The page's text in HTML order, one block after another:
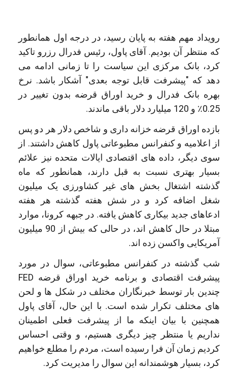
رویداد مهم هفته به پایان رسید، در درجه اول همانطور
که منتظر آن بودیم. آقای پاول، رئیس فدرال رزرو تاکید
کرد، بانک مرکزی این سیاست را تا زمانی ادامه می
دهد که "پیشرفت قابل توجه بعدی" آشکار باشد. نرخ
بهره بانک فدرال و خرید اوراق قرضه بدون تغییر در
0.25٪ و 120 میلیارد دلار باقی ماندند.
بازده اوراق قرضه خزانه داری و شاخص دلار هر دو پس
از اعلامیه و کنفرانس مطبوعاتی پاول کاهش داشتند. از
سوی دیگر، داده های اقتصادی ایالات متحده نیز علائم
بسیار بهتری نسبت به قبل دارند، همانطور که ماه
گذشته اشتغال بخش های غیر کشاورزی یک میلیون
شغل اضافه کرد و در شش هفته گذشته هر هفته
ادعاهای جدید بیکاری کاهش یافته. در جبهه کرونا، موارد
مبتلا در حال کاهش اند، در حالی که بیش از 90 میلیون
آمریکایی واکسن زده اند.
شب گذشته در کنفرانس مطبوعاتی، سوال در مورد
پیشرفت اقتصادی و برنامه خرید اوراق قرضه FED
چندین بار توسط خبرنگاران مختلف در شکل ها و لحن
های مختلف تکرار شده است. با این حال، آقای پاول
همچنین با بیان اینکه ما از پیشرفت فعلی اطمینان
نداریم یا منتظر چیز دیگری هستیم، و وقتی احساس
کردیم زمان آن فرا رسیده است، مردم را مطلع خواهیم
کرد، بسیار هوشمندانه این سوال را مدیریت کرد.